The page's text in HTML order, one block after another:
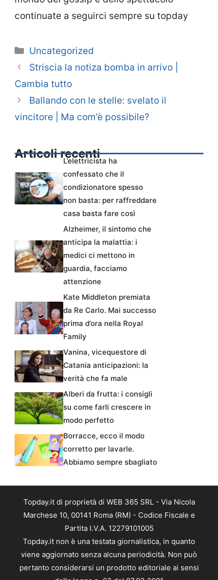
continuate a seguirci sempre su topday
Categorie
Uncategorized
Striscia la notiza bomba in arrivo |
Cambia tutto
Ballando con le stelle: svelato il
vincitore | Ma com’è possibile?
Articoli recenti
L’elettricista ha
confessato che il
condizionatore spesso
non basta: per raffreddare
casa basta fare così
Alzheimer, il sintomo che
anticipa la malattia: i
medici ci mettono in
guardia, facciamo
attenzione
Kate Middleton premiata
da Re Carlo. Mai successo
prima d’ora nella Royal
Family
Vanina, vicequestore di
Catania anticipazioni: la
verità che fa male
Alberi da frutta: i consigli
su come farli crescere in
modo perfetto
Borracce, ecco il modo
corretto per lavarle.
Abbiamo sempre sbagliato
Topday.it di proprietà di WEB 365 SRL - Via Nicola
Marchese 10, 00141 Roma (RM) - Codice Fiscale e
Partita I.V.A. 12279101005
Topday.it non è una testata giornalistica, in quanto
viene aggiornato senza alcuna periodicità. Non può
pertanto considerarsi un prodotto editoriale ai sensi